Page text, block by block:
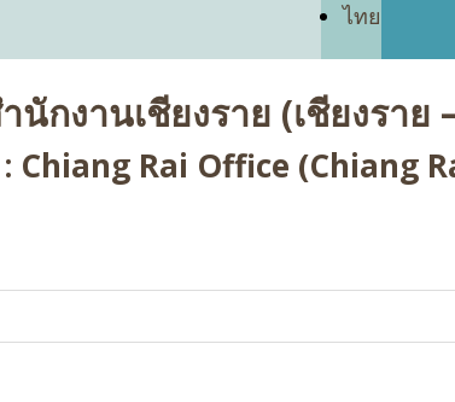
ไทย
กงานเชียงราย (เชียงราย
Rai Office (Chiang